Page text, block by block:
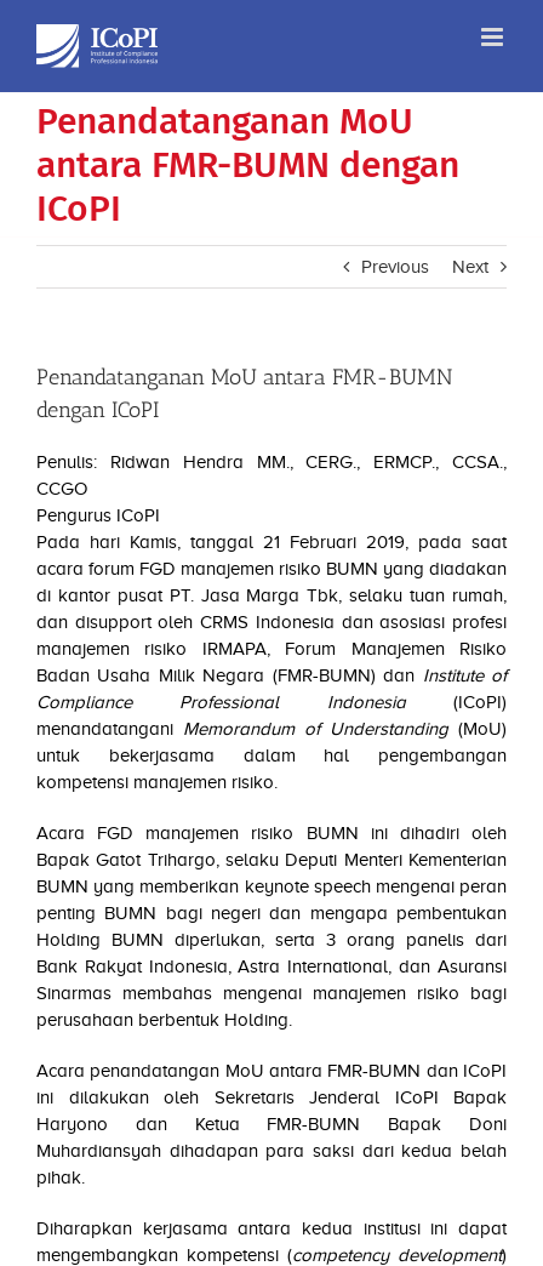
content
Penandatanganan MoU
antara FMR-BUMN dengan
ICoPI
Previous Next
Penandatanganan MoU antara FMR-BUMN
dengan ICoPI
Penulis: Ridwan Hendra MM., CERG., ERMCP., CCSA.,
CCGO
Pengurus ICoPI
Pada hari Kamis, tanggal 21 Februari 2019, pada saat
acara forum FGD manajemen risiko BUMN yang diadakan
di kantor pusat PT. Jasa Marga Tbk, selaku tuan rumah,
dan disupport oleh CRMS Indonesia dan asosiasi profesi
manajemen risiko IRMAPA, Forum Manajemen Risiko
Badan Usaha Milik Negara (FMR-BUMN) dan Institute of
Compliance Professional Indonesia(ICoPI)
menandatangani Memorandum of Understanding(MoU)
untuk bekerjasama dalam hal pengembangan
kompetensi manajemen risiko.
Acara FGD manajemen risiko BUMN ini dihadiri oleh
Bapak Gatot Trihargo, selaku Deputi Menteri Kementerian
BUMN yang memberikan keynote speech mengenai peran
penting BUMN bagi negeri dan mengapa pembentukan
Holding BUMN diperlukan, serta 3 orang panelis dari
Bank Rakyat Indonesia, Astra International, dan Asuransi
Sinarmas membahas mengenai manajemen risiko bagi
perusahaan berbentuk Holding.
Acara penandatangan MoU antara FMR-BUMN dan ICoPI
ini dilakukan oleh Sekretaris Jenderal ICoPI Bapak
Haryono dan Ketua FMR-BUMN Bapak Doni
Muhardiansyah dihadapan para saksi dari kedua belah
pihak.
Diharapkan kerjasama antara kedua institusi ini dapat
mengembangkan kompetensi (competency development)